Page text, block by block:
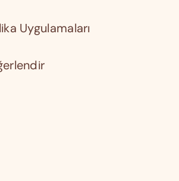
Uygulamaları